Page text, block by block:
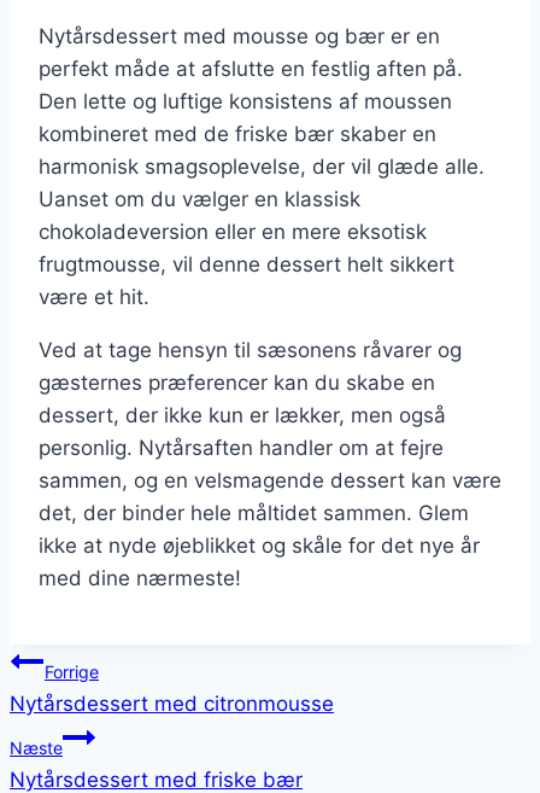
Nytårsdessert med mousse og bær er en
perfekt måde at afslutte en festlig aften på.
Den lette og luftige konsistens af moussen
kombineret med de friske bær skaber en
harmonisk smagsoplevelse, der vil glæde alle.
Uanset om du vælger en klassisk
chokoladeversion eller en mere eksotisk
frugtmousse, vil denne dessert helt sikkert
være et hit.
Ved at tage hensyn til sæsonens råvarer og
gæsternes præferencer kan du skabe en
dessert, der ikke kun er lækker, men også
personlig. Nytårsaften handler om at fejre
sammen, og en velsmagende dessert kan være
det, der binder hele måltidet sammen. Glem
ikke at nyde øjeblikket og skåle for det nye år
med dine nærmeste!
Indlægsnavigation
Forrige
Nytårsdessert med citronmousse
Næste
Nytårsdessert med friske bær